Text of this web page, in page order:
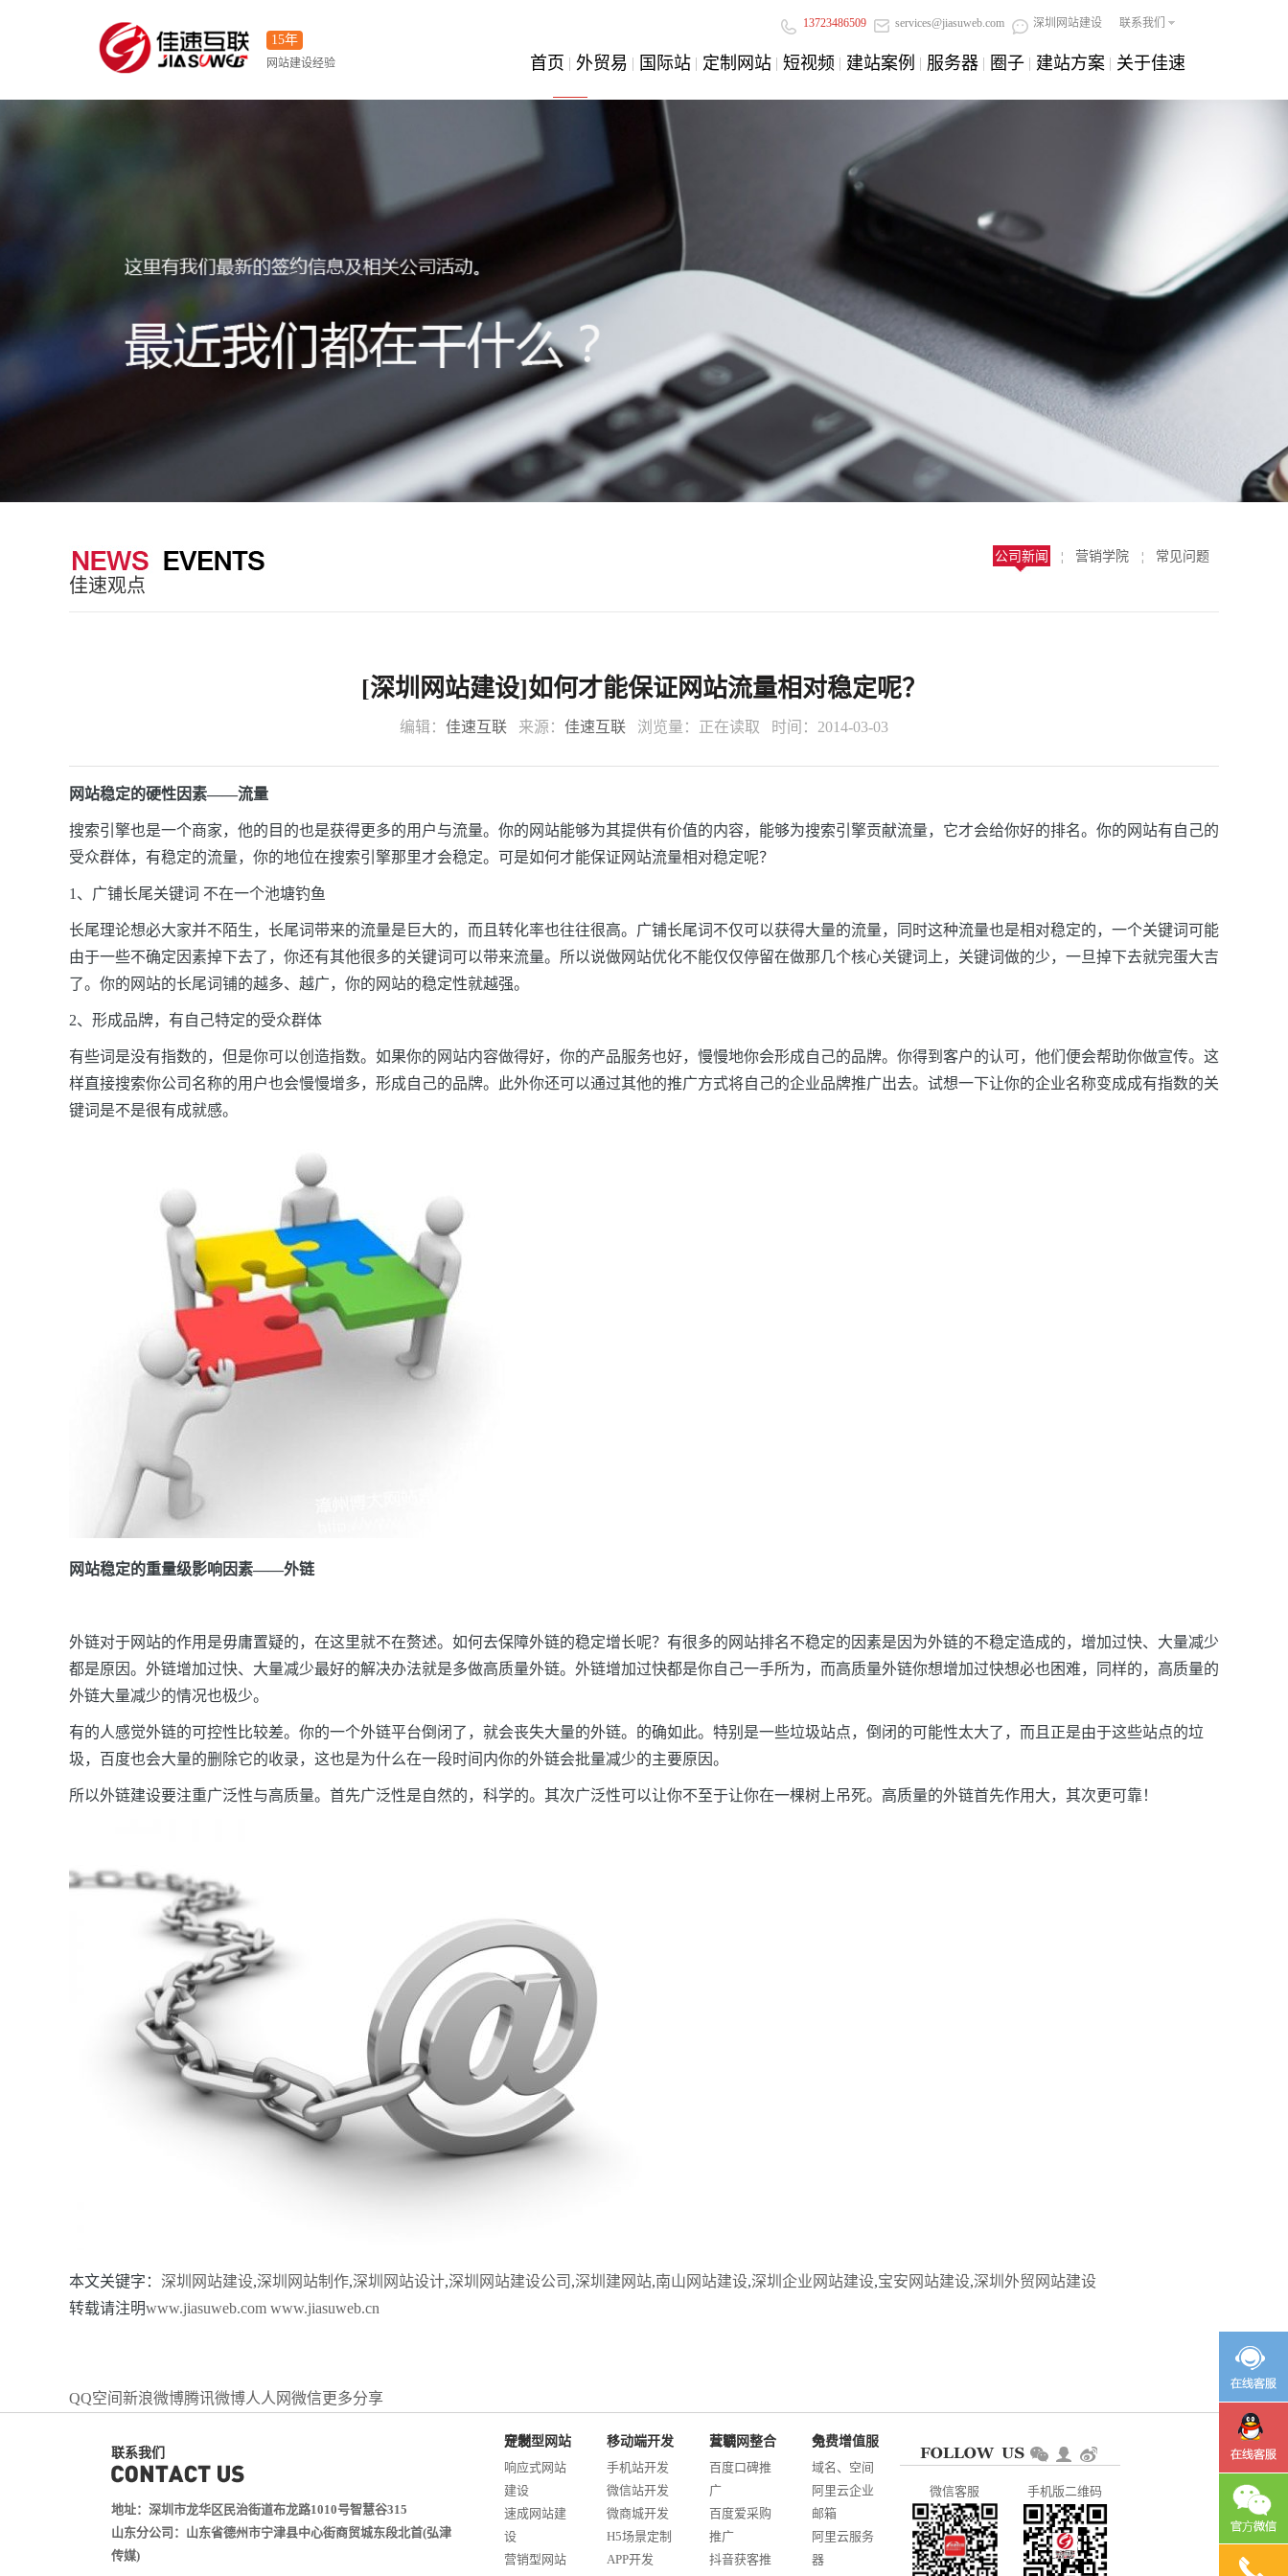
15年
网站建设经验
13723486509 services@jiasuweb.com 深圳网站建设 联系我们
首页 外贸易 国际站 定制网站 短视频 建站案例 服务器 圈子 建站方案 关于佳速
佳速观点
公司新闻 ¦ 营销学院 ¦ 常见问题
[深圳网站建设]如何才能保证网站流量相对稳定呢？
编辑： 佳速互联 来源： 佳速互联 浏览量： 正在读取 时间：2014-03-03
网站稳定的硬性因素——流量
搜索引擎也是一个商家，他的目的也是获得更多的用户与流量。你的网站能够为其提供有价值的内容，能够为搜索引擎贡献流量，它才会给你好的排名。你的网站有自己的
受众群体，有稳定的流量，你的地位在搜索引擎那里才会稳定。可是如何才能保证网站流量相对稳定呢？
1、广铺长尾关键词 不在一个池塘钓鱼
长尾理论想必大家并不陌生，长尾词带来的流量是巨大的，而且转化率也往往很高。广铺长尾词不仅可以获得大量的流量，同时这种流量也是相对稳定的，一个关键词可能
由于一些不确定因素掉下去了，你还有其他很多的关键词可以带来流量。所以说做网站优化不能仅仅停留在做那几个核心关键词上，关键词做的少，一旦掉下去就完蛋大吉
了。你的网站的长尾词铺的越多、越广，你的网站的稳定性就越强。
2、形成品牌，有自己特定的受众群体
有些词是没有指数的，但是你可以创造指数。如果你的网站内容做得好，你的产品服务也好，慢慢地你会形成自己的品牌。你得到客户的认可，他们便会帮助你做宣传。这
样直接搜索你公司名称的用户也会慢慢增多，形成自己的品牌。此外你还可以通过其他的推广方式将自己的企业品牌推广出去。试想一下让你的企业名称变成成有指数的关
键词是不是很有成就感。
网站稳定的重量级影响因素——外链
外链对于网站的作用是毋庸置疑的，在这里就不在赘述。如何去保障外链的稳定增长呢？有很多的网站排名不稳定的因素是因为外链的不稳定造成的，增加过快、大量减少
都是原因。 外链增加过快、大量减少最好的解决办法就是多做高质量外链。 外链增加过快都是你自己一手所为，而高质量外链你想增加过快想必也困难，同样的，高质量的
外链大量减少的情况也极少。
有的人感觉外链的可控性比较差。你的一个外链平台倒闭了，就会丧失大量的外链。的确如此。特别是一些垃圾站点，倒闭的可能性太大了，而且正是由于这些站点的垃
圾，百度也会大量的删除它的收录，这也是为什么在一段时间内你的外链会批量减少的主要原因。
所以外链建设要注重广泛性与高质量。首先广泛性是自然的，科学的。其次广泛性可以让你不至于让你在一棵树上吊死。高质量的外链首先作用大，其次更可靠！
本文关键字： 深圳网站建设,深圳网站制作,深圳网站设计,深圳网站建设公司 ,深圳建网站,南山网站建设,深圳企业网站建设,宝安网站建设,深圳外贸网站建设
转载请注明www.jiasuweb.com www.jiasuweb.cn
QQ空间 新浪微博腾讯微博人人网微信更多分享
联系我们
地址：深圳市龙华区民治街道布龙路1010号智慧谷315
山东分公司：山东省德州市宁津县中心街商贸城东段北首(弘津
传媒)
定制型网站开发
响应式网站
建设
速成网站建
设
营销型网站
移动端开发
手机站开发
微信站开发
微商城开发
H5场景定制
APP开发
互联网整合营销
百度口碑推
广
百度爱采购
推广
抖音获客推
免费增值服务
域名、空间
阿里云企业
邮箱
阿里云服务
器
微信客服 手机版二维码